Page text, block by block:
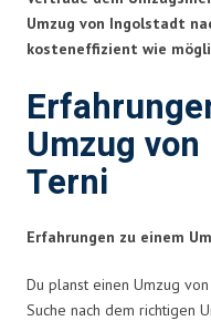
Umzug von Ingolstadt
kosteneffizient wie
Umzug
Terni
Erfahrungen zu einem
Du planst einen Umzug
Suche nach dem richtigen